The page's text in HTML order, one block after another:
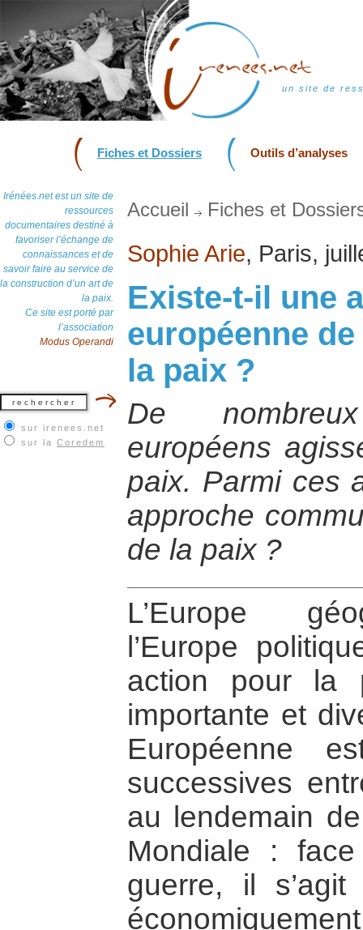
un site de
Fiches et Dossiers Outils d’analyses
Irénées.net est un site de
ressources
documentaires destiné à
favoriser l’échange de
connaissances et de
savoir faire au service de
la construction d’un art de
la paix.
Ce site est porté par
l’association
Modus Operandi
sur irenees.net
sur la Coredem
Accueil Fiches et
Sophie Arie, Paris,
Existe-t-il une
européenne
la paix ?
De
européens
paix. Parmi ces
approche
de la paix ?
L’Europe
l’Europe
action pour la
importante et
Européenne
successives
au lendemain
Mondiale :
guerre, il s’agit